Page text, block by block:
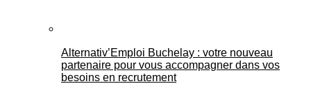
Alternativ’Emploi Buchelay : votre nouveau
partenaire pour vous accompagner dans vos
besoins en recrutement